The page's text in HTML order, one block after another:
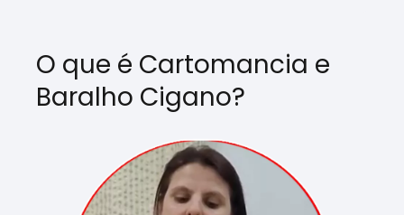
O que é Cartomancia e
Baralho Cigano?